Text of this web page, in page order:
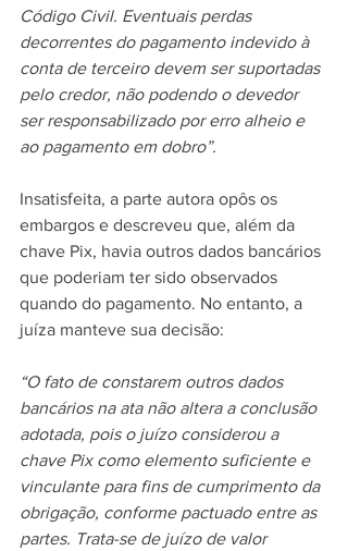
Código Civil. Eventuais perdas
decorrentes do pagamento indevido à
conta de terceiro devem ser suportadas
pelo credor, não podendo o devedor
ser responsabilizado por erro alheio e
ao pagamento em dobro”.
Insatisfeita, a parte autora opôs os
embargos e descreveu que, além da
chave Pix, havia outros dados bancários
que poderiam ter sido observados
quando do pagamento. No entanto, a
juíza manteve sua decisão:
“O fato de constarem outros dados
bancários na ata não altera a conclusão
adotada, pois o juízo considerou a
chave Pix como elemento suficiente e
vinculante para fins de cumprimento da
obrigação, conforme pactuado entre as
partes. Trata-se de juízo de valor